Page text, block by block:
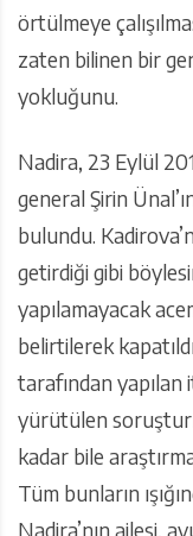
örtülmeye
zaten bilinen bir
yokluğunu.
Nadira, 23 Eylül
general Şirin
bulundu.
getirdiği gibi
yapılamayacak
belirtilerek
tarafından yapılan
yürütülen
kadar bile
Tüm bunların
Nadira’nın ailesi,